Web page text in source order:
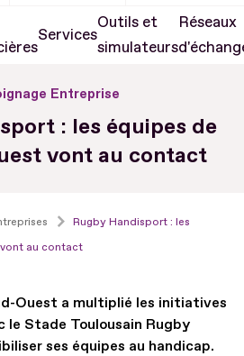
Services
Outils et
simulateurs
Réseaux
Entreprise
: les équipes de
vont au contact
Rugby Handisport : les
vont au contact
Ouest a multiplié les initiatives
le Stade Toulousain Rugby
ses équipes au handicap.